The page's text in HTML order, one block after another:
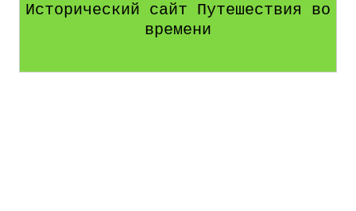
Исторический сайт Путешествия во
времени